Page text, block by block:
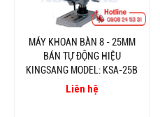
MÁY KHOAN BÀN 8 - 25MM
BÁN TỰ ĐỘNG HIỆU
KINGSANG MODEL: KSA-25B
Liên hệ